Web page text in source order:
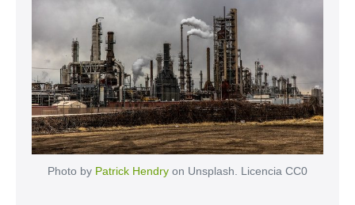
Photo by Patrick Hendry on Unsplash. Licencia CC0